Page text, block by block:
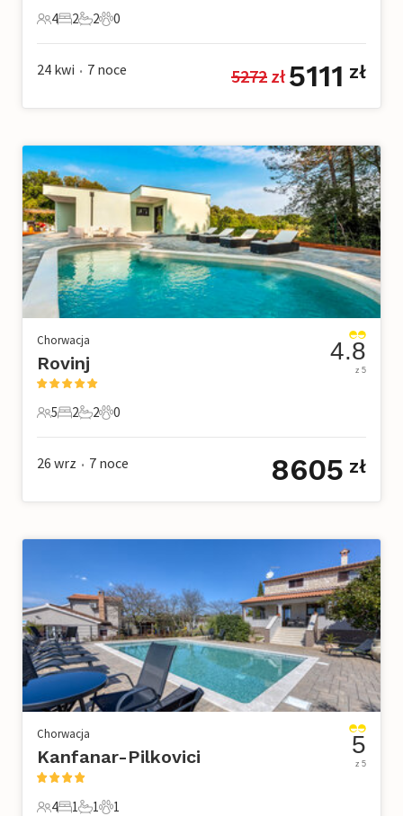
4 Goście
4
2 Sypialnie
2
2 Łazienki
2
0 Zwierzęta domowe
0
24 kwi • 7 noce 5272 zł 5111 zł
Chorwacja
Rovinj
5 Goście
5
2 Sypialnie
2
2 Łazienki
2
0 Zwierzęta domowe
0
4.8
z 5
26 wrz • 7 noce 8605 zł
Chorwacja
Kanfanar-Pilkovici
4 1 1 1
5
z 5